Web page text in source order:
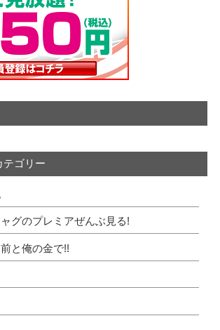
テゴリー
グのプレミアぜんぶ見る!
と俺の金で!!